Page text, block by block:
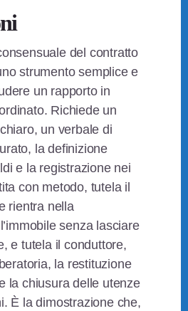
del contratto
strumento semplice e
un rapporto in
Richiede un
un verbale di
la definizione
e la registrazione nei
con metodo, tutela il
rientra nella
senza lasciare
e tutela il conduttore,
la restituzione
la chiusura delle utenze
È la dimostrazione che,